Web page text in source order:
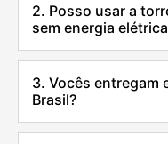
2. Posso usar a
sem energia
3. Vocês entregam
Brasil?